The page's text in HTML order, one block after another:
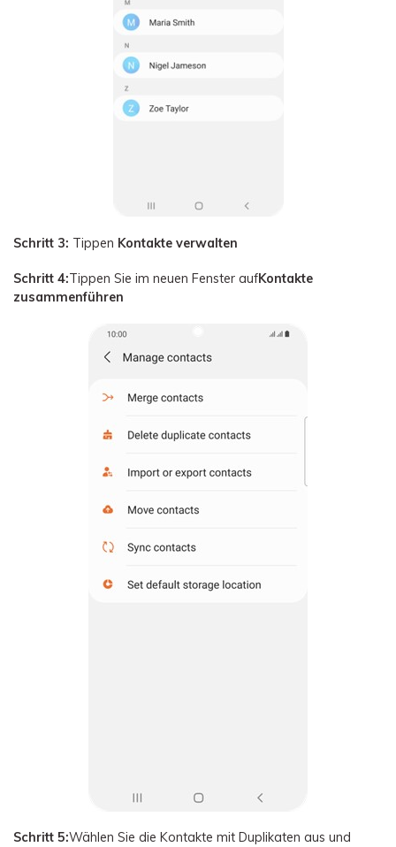
Schritt 3: Tippen Kontakte verwalten
Schritt 4:Tippen Sie im neuen Fenster aufKontakte
zusammenführen
Schritt 5:Wählen Sie die Kontakte mit Duplikaten aus und